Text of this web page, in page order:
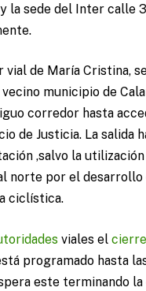
la sede del Inter calle
vial de María Cristina,
municipio de
corredor hasta
de Justicia. La salida
,salvo la utilización
norte por el desarrollo
ciclística.
viales el cierre
programado hasta
este terminando